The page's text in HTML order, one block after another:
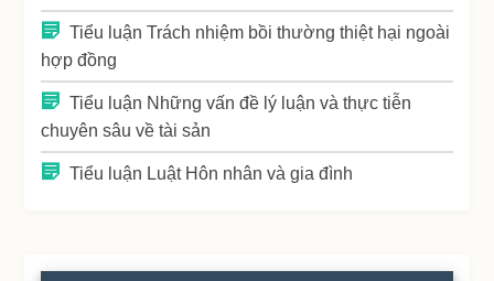
Tiểu luận Trách nhiệm bồi thường thiệt hại ngoài
hợp đồng
Tiểu luận Những vấn đề lý luận và thực tiễn
chuyên sâu về tài sản
Tiểu luận Luật Hôn nhân và gia đình